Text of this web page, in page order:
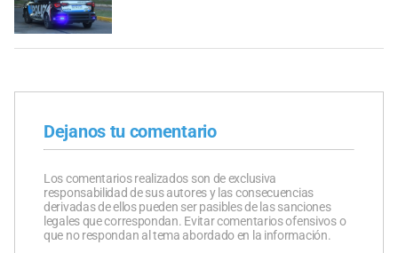
Dejanos tu comentario
Los comentarios realizados son de exclusiva
responsabilidad de sus autores y las consecuencias
derivadas de ellos pueden ser pasibles de las sanciones
legales que correspondan. Evitar comentarios ofensivos o
que no respondan al tema abordado en la información.